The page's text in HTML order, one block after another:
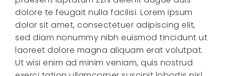
dolore te feugait nulla facilisi. Lorem ipsum
dolor sit amet, consectetuer adipiscing elit,
sed diam nonummy nibh euismod tincidunt ut
laoreet dolore magna aliquam erat volutpat.
Ut wisi enim ad minim veniam, quis nostrud